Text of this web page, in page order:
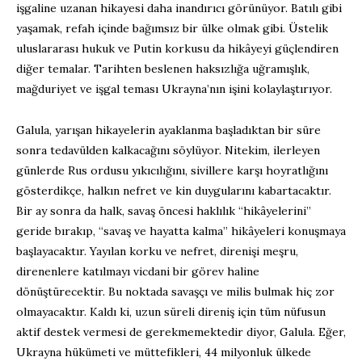
işgaline uzanan hikayesi daha inandırıcı görünüyor. Batılı gibi
yaşamak, refah içinde bağımsız bir ülke olmak gibi. Üstelik
uluslararası hukuk ve Putin korkusu da hikâyeyi güçlendiren
diğer temalar. Tarihten beslenen haksızlığa uğramışlık,
mağduriyet ve işgal teması Ukrayna’nın işini kolaylaştırıyor.
Galula, yarışan hikayelerin ayaklanma başladıktan bir süre
sonra tedavülden kalkacağını söylüyor. Nitekim, ilerleyen
günlerde Rus ordusu yıkıcılığını, sivillere karşı hoyratlığını
gösterdikçe, halkın nefret ve kin duygularını kabartacaktır.
Bir ay sonra da halk, savaş öncesi haklılık “hikâyelerini”
geride bırakıp, “savaş ve hayatta kalma” hikâyeleri konuşmaya
başlayacaktır. Yayılan korku ve nefret, direnişi meşru,
direnenlere katılmayı vicdani bir görev haline
dönüştürecektir. Bu noktada savaşçı ve milis bulmak hiç zor
olmayacaktır. Kaldı ki, uzun süreli direniş için tüm nüfusun
aktif destek vermesi de gerekmemektedir diyor, Galula. Eğer,
Ukrayna hükümeti ve müttefikleri, 44 milyonluk ülkede